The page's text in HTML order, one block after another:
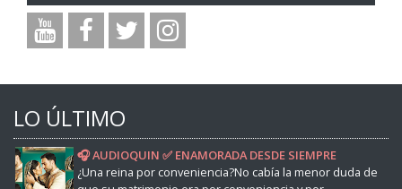
LO ÚLTIMO
🎧 AUDIOQUIN ✅ ENAMORADA DESDE SIEMPRE
¿Una reina por conveniencia?No cabía la menor duda de